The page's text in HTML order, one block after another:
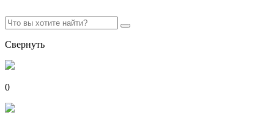
Свернуть
0